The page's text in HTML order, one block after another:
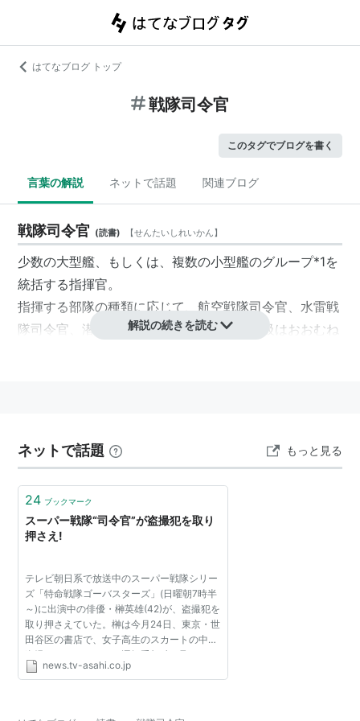
はてなブログ トップ
戦隊司令官
このタグでブログを書く
言葉の解説 ネットで話題 関連ブログ
戦隊司令官 (読書) 【せんたいしれいかん】
少数の大型艦、もしくは、複数の小型艦のグループ*1を
統括する指揮官。
指揮する部隊の種類に応じて、航空戦隊司令官、水雷戦
隊司令官、潜水戦隊司令官などとなる。階級はおおむね
解説の続きを読む
ネットで話題 もっと見る
24 ブックマーク
スーパー戦隊“司令官”が盗撮犯を取り
押さえ!
テレビ朝日系で放送中のスーパー戦隊シリー
ズ「特命戦隊ゴーバスターズ」(日曜朝7時半
～)に出演中の俳優・榊英雄(42)が、盗撮犯を
取り押さえていた。榊は今月24日、東京・世
田谷区の書店で、女子高生のスカートの中を
盗撮していたタクシー運転手(60)を見つけ、
現行犯逮捕に貢献。警視庁によれば容疑を認
news.tv-asahi.co.jp